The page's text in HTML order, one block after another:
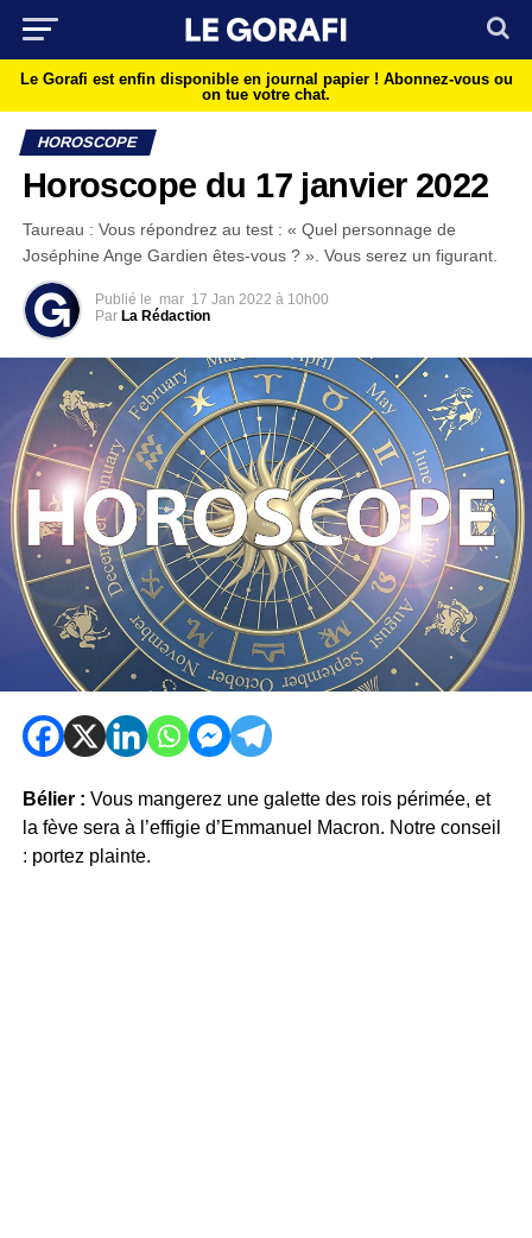
Le Gorafi est enfin disponible en journal papier ! Abonnez-vous ou
on tue votre chat.
HOROSCOPE
Horoscope du 17 janvier 2022
Taureau : Vous répondrez au test : « Quel personnage de
Joséphine Ange Gardien êtes-vous ? ». Vous serez un figurant.
Publié le mar 17 Jan 2022 à 10h00
Par La Rédaction
Bélier : Vous mangerez une galette des rois périmée, et
la fève sera à l’effigie d’Emmanuel Macron. Notre conseil
: portez plainte.